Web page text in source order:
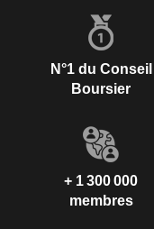
N°1 du Conseil
Boursier
+ 1 300 000
membres